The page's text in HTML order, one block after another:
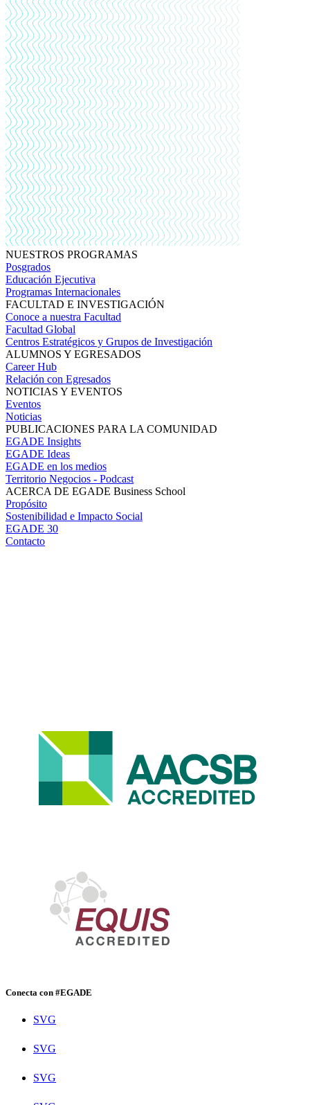
NUESTROS PROGRAMAS
Posgrados
Educación Ejecutiva
Programas Internacionales
FACULTAD E INVESTIGACIÓN
Conoce a nuestra Facultad
Facultad Global
Centros Estratégicos y Grupos de Investigación
ALUMNOS Y EGRESADOS
Career Hub
Relación con Egresados
NOTICIAS Y EVENTOS
Eventos
Noticias
PUBLICACIONES PARA LA COMUNIDAD
EGADE Insights
EGADE Ideas
EGADE en los medios
Territorio Negocios - Podcast
ACERCA DE EGADE Business School
Propósito
Sostenibilidad e Impacto Social
EGADE 30
Contacto
Conecta con #EGADE
SVG
SVG
SVG